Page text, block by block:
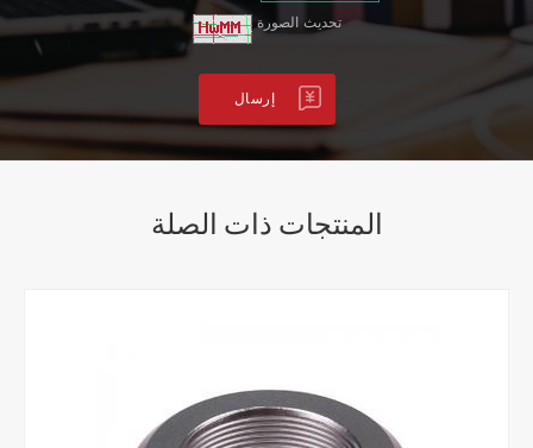
تحديث الصورة
المنتجات ذات الصلة